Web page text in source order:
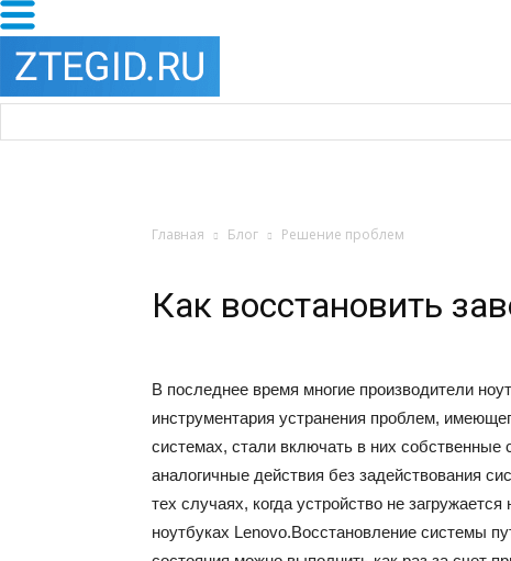
Главная Блог Решение проблем
Как восстановить
В последнее время многие производители
инструментария устранения проблем,
системах, стали включать в них
аналогичные действия без задействования
тех случаях, когда устройство не
ноутбуках Lenovo.Восстановление системы